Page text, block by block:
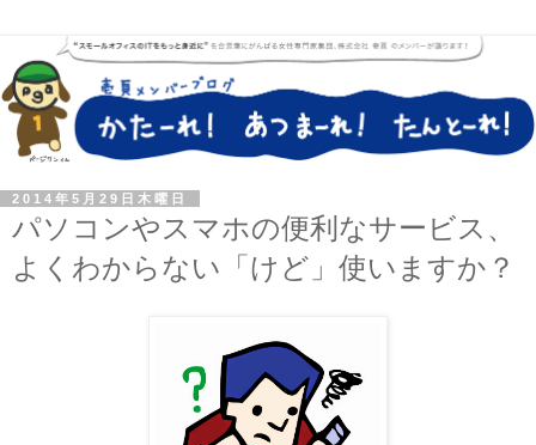
2014年5月29日木曜日
パソコンやスマホの便利なサービス、
よくわからない「けど」使いますか？